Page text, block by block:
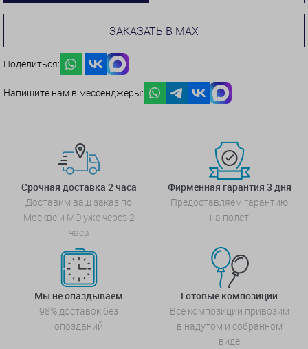
ЗАКАЗАТЬ В MAX
Поделиться:
Напишите нам в мессенджеры:
Срочная доставка 2 часа
Доставим ваш заказ по
Москве и МО уже через 2
часа
Фирменная гарантия 3 дня
Предоставляем гарантию
на полет
Мы не опаздываем
98% доставок без
опозданий
Готовые композиции
Все композиции привозим
в надутом и собранном
виде